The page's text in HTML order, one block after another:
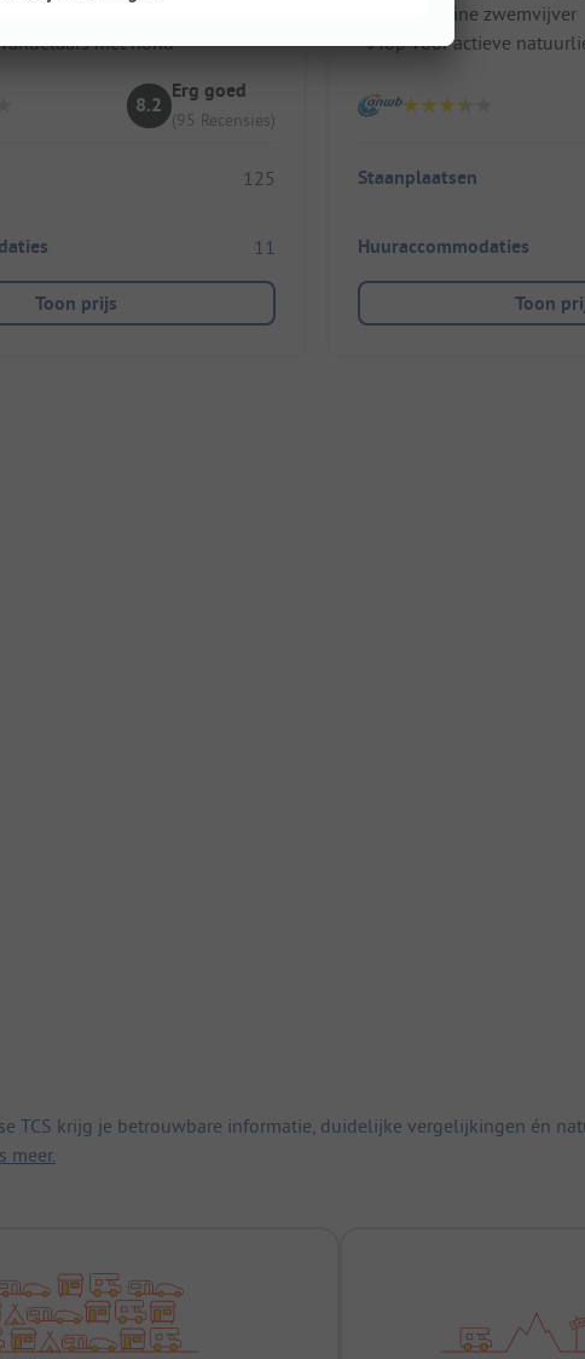
met hond
8.2
Erg goed
(95 Recensies)
125
11
Toon prijs
Eigen kleine zwemvijver
Top voor actieve
Staanplaatsen
Huuraccommodaties
Toon
TCS krijg je betrouwbare informatie, duidelijke vergelijkingen én
meer.